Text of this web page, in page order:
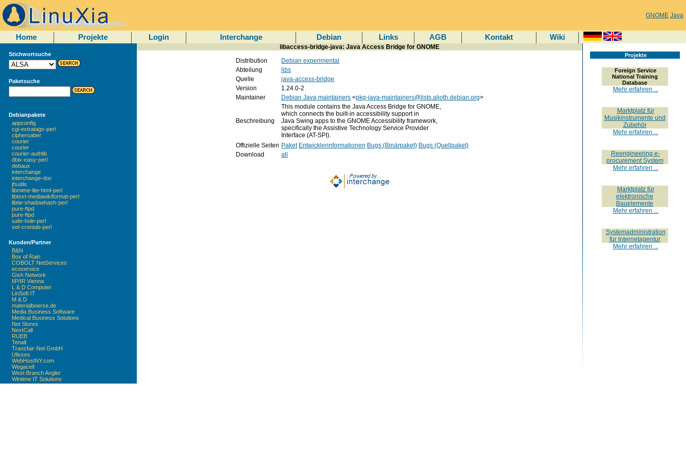
GNOME Java
Home Projekte Login Interchange Debian Links AGB Kontakt Wiki
Stichwortsuche
Paketsuche
Debianpakete
appconfig
cgi-extratags-perl
ciphersaber
courier
courier
courier-authlib
dbix-easy-perl
debaux
interchange
interchange-doc
jfsutils
libmime-lite-html-perl
libtext-mediawikiformat-perl
libtie-shadowhash-perl
pure-ftpd
pure-ftpd
safe-hole-perl
set-crontab-perl
Kunden/Partner
B&N
Box of Rain
COBOLT NetServices
ecoservice
Gish Network
IIP/IR Vienna
L & D Computer
LinSoft IT
M & D
materialboerse.de
Media Business Software
Medical Business Solutions
Net Stores
NextCall
RUEB
Tenalt
Transfair-Net GmbH
Ulisses
WebHostNY.com
Wegacell
West Branch Angler
Wintime IT Solutions
libaccess-bridge-java: Java Access Bridge for GNOME
Distribution
Debian experimental
Abteilung
libs
Quelle
java-access-bridge
Version
1.24.0-2
Maintainer
Debian Java maintainers <pkg-java-maintainers@lists.alioth.debian.org>
Beschreibung
This module contains the Java Access Bridge for GNOME,
which connects the built-in accessibility support in
Java Swing apps to the GNOME Accessibility framework,
specifically the Assistive Technology Service Provider
Interface (AT-SPI).
Offizielle Seiten Paket Entwicklerinformationen Bugs (Binärpaket) Bugs (Quellpaket)
Download
all
Projekte
Foreign Service
National Training
Database
Mehr erfahren ...
Marktplatz für
Musikinstrumente und
Zubehör
Mehr erfahren ...
Reengineering e-
procurement System
Mehr erfahren ...
Marktplatz für
elektronische
Bauelemente
Mehr erfahren ...
Systemadministration
für Internetagentur
Mehr erfahren ...